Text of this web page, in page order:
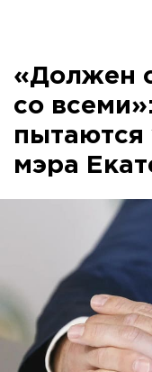
«Должен
со
пытаются
мэра